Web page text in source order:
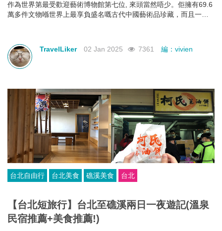
作為世界第最受歡迎藝術博物館第七位, 來頭當然唔少。佢擁有69.6
萬多件文物喺世界上最享負盛名嘅古代中國藝術品珍藏，而且一年
TravelLiker 02 Jan 2025 7361 編：vivien
台北自由行 台北美食 礁溪美食 台北
【台北短旅行】台北至礁溪兩日一夜遊記(溫泉
民宿推薦+美食推薦!)